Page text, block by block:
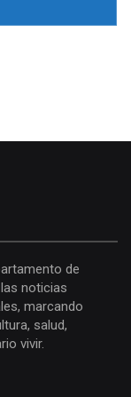
de
noticias
marcando
salud,
vivir.